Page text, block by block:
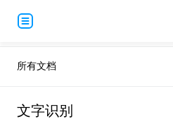
所有文档
文字识别